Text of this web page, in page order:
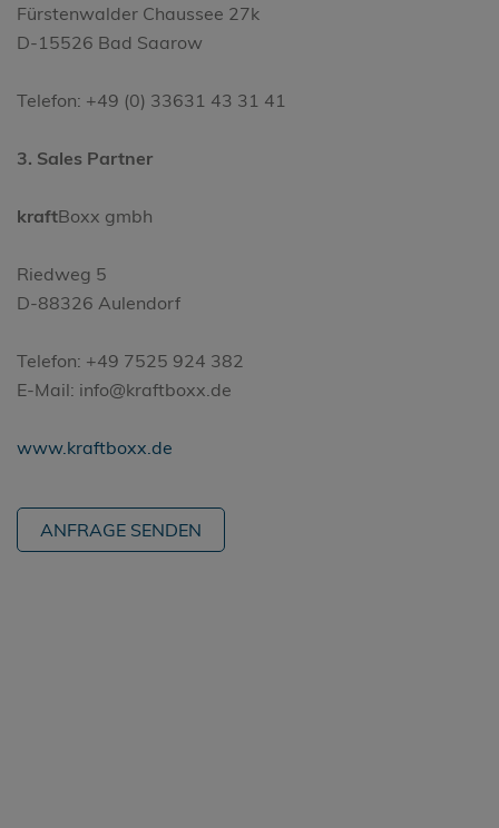
Fürstenwalder Chaussee 27k
D-15526 Bad Saarow
Telefon: +49 (0) 33631 43 31 41
3. Sales Partner
kraftBoxx gmbh
Riedweg 5
D-88326 Aulendorf
Telefon: +49 7525 924 382
E-Mail: info@kraftboxx.de
www.kraftboxx.de
ANFRAGE SENDEN